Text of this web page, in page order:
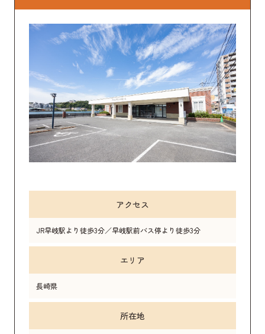
アクセス
JR早岐駅より徒歩3分／早岐駅前バス停より徒歩3分
エリア
長崎県
所在地